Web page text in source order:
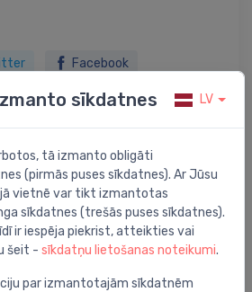
Facebook
CWM 1000 P, 1000W
sīkdatnes LV
tā izmanto obligāti
(pirmās puses sīkdatnes). Ar Jūsu
vietnē var tikt izmantotas
sīkdatnes (trešās puses sīkdatnes).
ir iespēja piekrist, atteikties vai
šeit - sīkdatņu lietošanas noteikumi.
par izmantotajām sīkdatnēm